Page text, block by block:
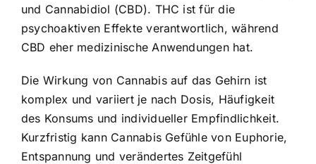
und Cannabidiol (CBD). THC ist für die
psychoaktiven Effekte verantwortlich, während
CBD eher medizinische Anwendungen hat.
Die Wirkung von Cannabis auf das Gehirn ist
komplex und variiert je nach Dosis, Häufigkeit
des Konsums und individueller Empfindlichkeit.
Kurzfristig kann Cannabis Gefühle von Euphorie,
Entspannung und verändertes Zeitgefühl